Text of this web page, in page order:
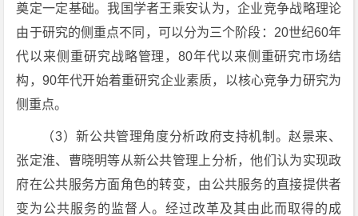
奠定一定基础。我国学者王乘安认为，企业竞争战略理论
由于研究的侧重点不同，可以分为三个阶段：20世纪60年
代以来侧重研究战略管理，80年代以来侧重研究市场结
构，90年代开始着重研究企业素质，以核心竞争力研究为
侧重点。
（3）新公共管理角度分析政府支持机制。赵景来、
张定淮、曹晓明等从新公共管理上分析，他们认为实现政
府在公共服务方面角色的转变，由公共服务的直接提供者
变为公共服务的监督人。经过改革及其由此而取得的成